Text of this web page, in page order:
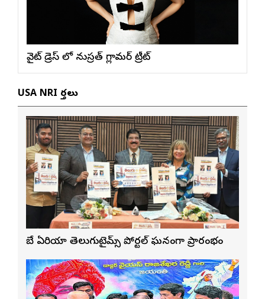
వైట్ డ్రెస్ లో నుస్ర‌త్ గ్లామ‌ర్ ట్రీట్
USA NRI వార్తలు
బే ఏరియా తెలుగుటైమ్స్ పోర్టల్ ఘనంగా ప్రారంభం